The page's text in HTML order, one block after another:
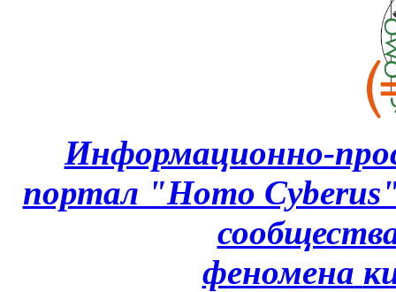
Информационно-
портал "Homo
феномена